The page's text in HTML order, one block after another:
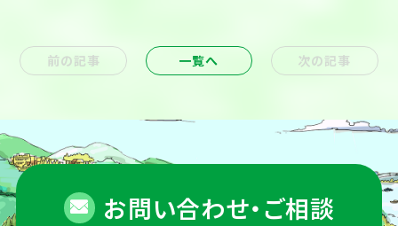
前の記事 一覧へ 次の記事
お問い合わせ・ご相談